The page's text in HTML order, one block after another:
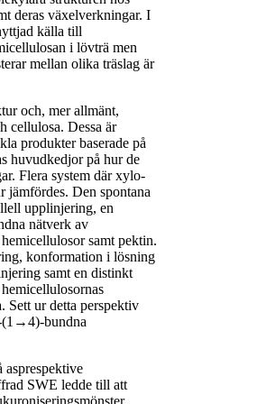
deras växelverkningar. I
källa till
i lövträ men
mellan olika träslag är
och, mer allmänt,
cellulosa. Dessa är
produkter baserade på
huvudkedjor på hur de
Flera system där xylo-
jämfördes. Den spontana
upplinjering, en
nätverk av
samt pektin.
konformation i lösning
samt en distinkt
Sett ur detta perspektiv
(1→4)-bundna
SWE ledde till att